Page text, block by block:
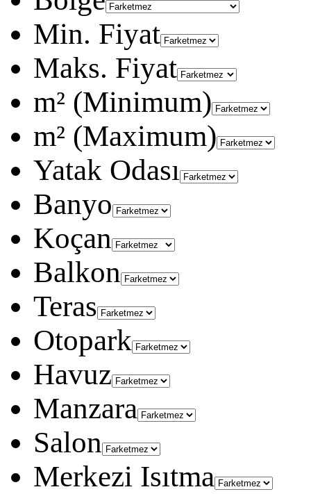
Min. Fiyat
Maks. Fiyat
m² (Minimum)
m² (Maximum)
Yatak Odası
Banyo
Koçan
Balkon
Teras
Otopark
Havuz
Manzara
Salon
Merkezi Isıtma